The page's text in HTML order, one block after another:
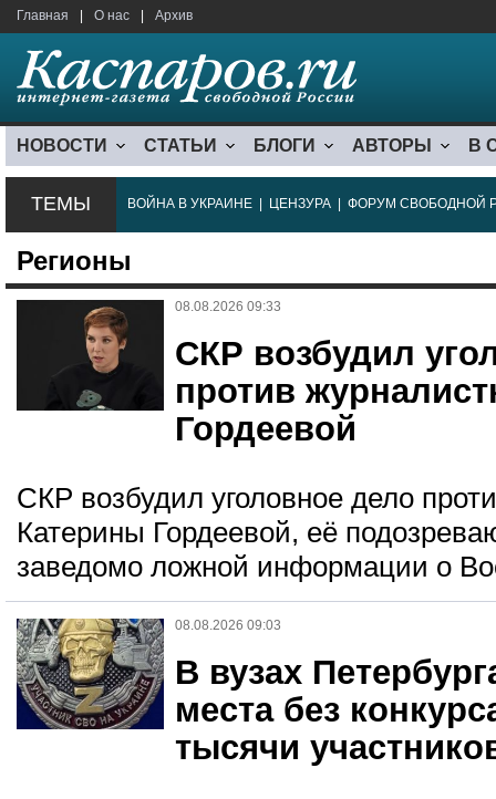
Главная О нас Архив
НОВОСТИ СТАТЬИ БЛОГИ АВТОРЫ В
ТЕМЫ ВОЙНА В УКРАИНЕ ЦЕНЗУРА ФОРУМ СВОБОДНОЙ
Регионы
08.08.2026 09:33
СКР возбудил
против
Гордеевой
СКР возбудил уголовное дело
Катерины Гордеевой, её
заведомо ложной информации о
08.08.2026 09:03
В вузах
места без
тысячи